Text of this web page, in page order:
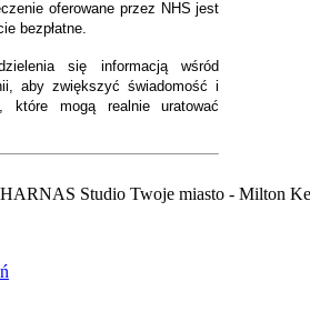
oferowane przez NHS jest
bezpłatne.
się informacją wśród
aby zwiększyć świadomość i
które mogą realnie uratować
Studio Twoje miasto - Milton